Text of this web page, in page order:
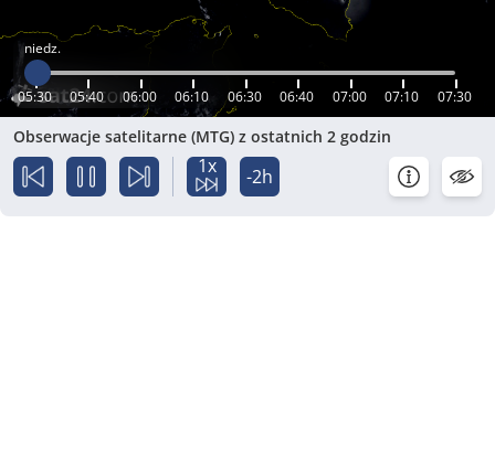
niedz.
05:30 05:40 06:00 06:10 06:30 06:40 07:00 07:10 07:30
Obserwacje satelitarne (MTG) z ostatnich 2 godzin
1x -2h